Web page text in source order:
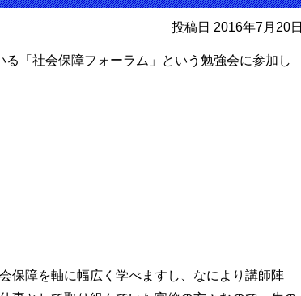
投稿日 2016年7月20日
「社会保障フォーラム」という勉強会に参加し
保障を軸に幅広く学べますし、なにより講師陣